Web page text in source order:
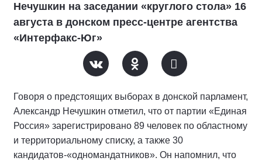
Нечушкин на заседании «круглого стола» 16
августа в донском пресс-центре агентства
«Интерфакс-Юг»
Говоря о предстоящих выборах в донской парламент,
Александр Нечушкин отметил, что от партии «Единая
Россия» зарегистрировано 89 человек по областному
и территориальному списку, а также 30
кандидатов-«одномандатников». Он напомнил, что